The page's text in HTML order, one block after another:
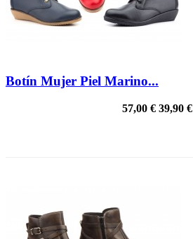
Botín Mujer Piel Marino...
57,00 € 39,90 €